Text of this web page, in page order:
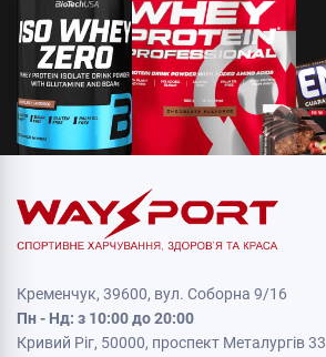
Кременчук, 39600, вул. Соборна 9/16
Пн - Нд: з 10:00 до 20:00
Кривий Ріг, 50000, проспект Металургів 33